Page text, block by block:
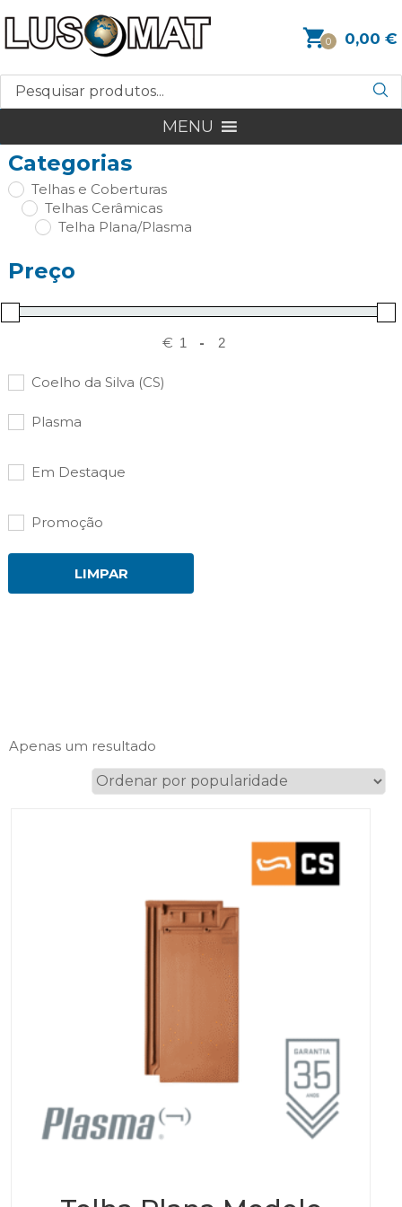
0 0,00 €
MENU
Categorias
Telhas e Coberturas
Telhas Cerâmicas
Telha Plana/Plasma
Preço
€ -
Coelho da Silva (CS)
Plasma
Em Destaque
Promoção
LIMPAR
Apenas um resultado